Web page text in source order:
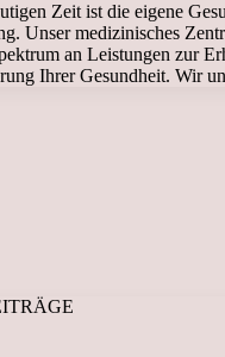
Zeit ist die eigene
Unser medizinisches
an Leistungen zur
Ihrer Gesundheit. Wir